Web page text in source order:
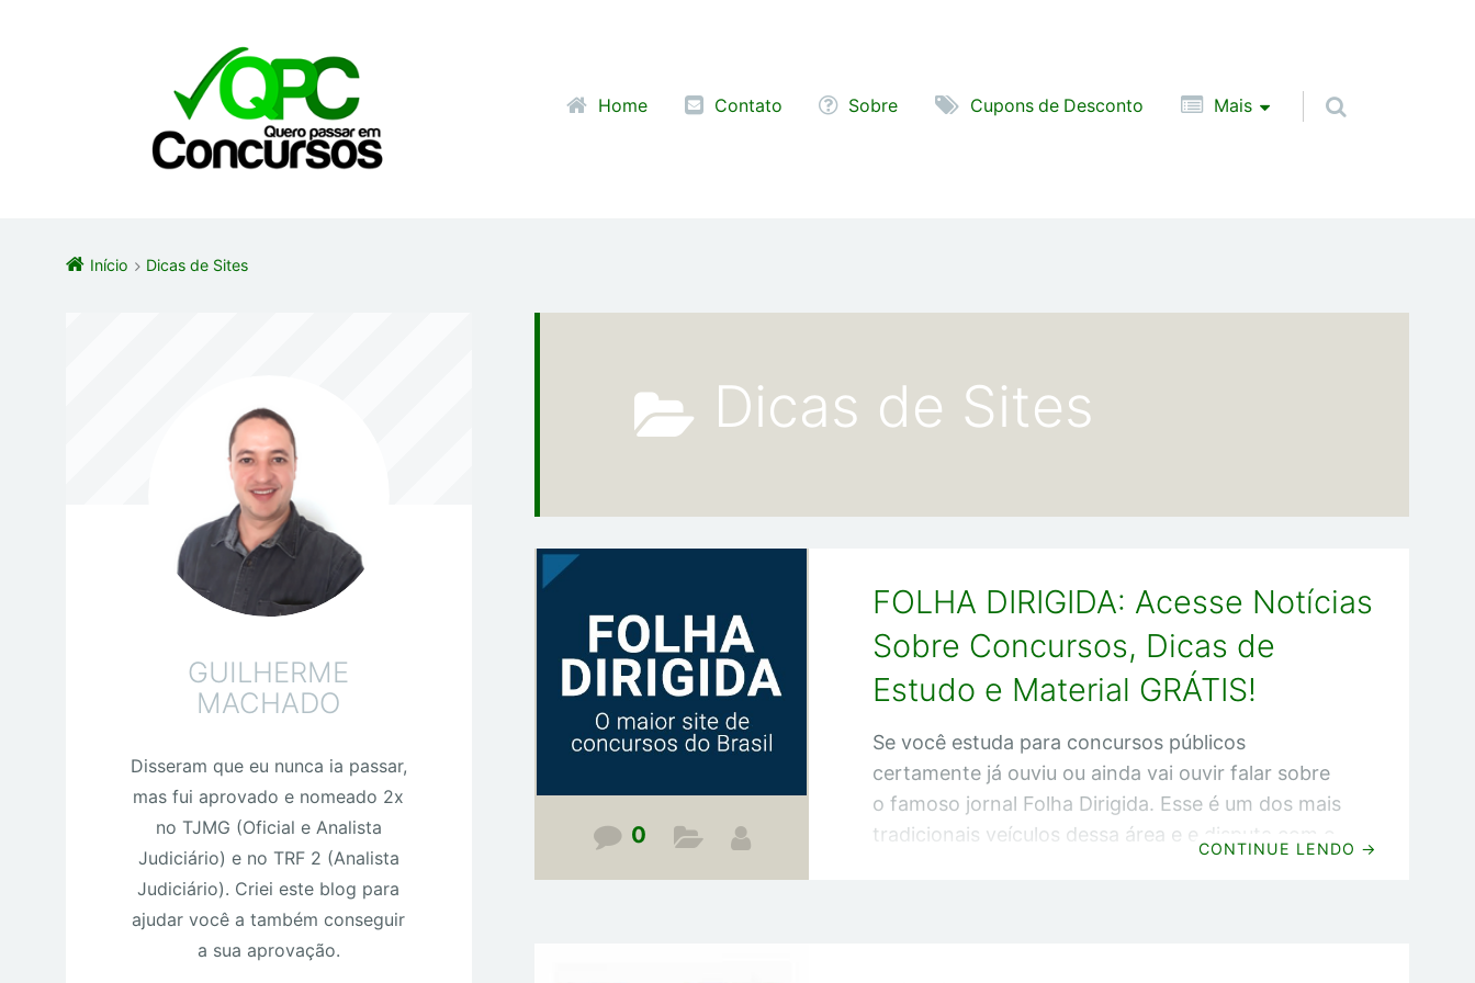
Pular para o conteúdo
Home Contato Sobre Cupons de Desconto Mais
Início Dicas de Sites
Dicas de Sites
0
FOLHA DIRIGIDA: Acesse Notícias
Sobre Concursos, Dicas de
Estudo e Material GRÁTIS!
Se você estuda para concursos públicos
certamente já ouviu ou ainda vai ouvir falar sobre
o famoso jornal Folha Dirigida. Esse é um dos mais
tradicionais veículos dessa área e e disputa com o
CONTINUE LENDO →
GUILHERME
MACHADO
Disseram que eu nunca ia passar,
mas fui aprovado e nomeado 2x
no TJMG (Oficial e Analista
Judiciário) e no TRF 2 (Analista
Judiciário). Criei este blog para
ajudar você a também conseguir
a sua aprovação.